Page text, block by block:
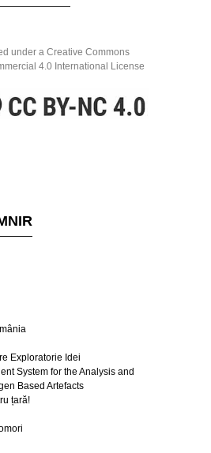
under a Creative Commons
4.0 International License
Exploratorie Idei
System for the Analysis and
Based Artefacts
țară!